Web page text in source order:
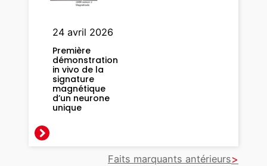
t
m
e
n
t
d
o
24 avril 2026
Première
démonstration
in vivo de la
signature
magnétique
d’un neurone
unique
Faits marquants antérieurs